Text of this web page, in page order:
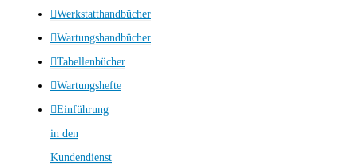
Werkstatthandbücher
Wartungshandbücher
Tabellenbücher
Wartungshefte
Einführung
in den
Kundendienst